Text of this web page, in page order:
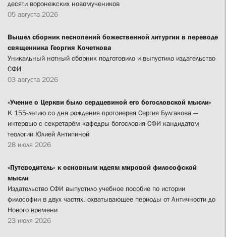
десяти воронежских новомучеников
05 августа 2026
Вышел сборник песнопений божественной литургии в переводе
священника Георгия Кочеткова
Уникальный нотный сборник подготовило и выпустило издательство
СФИ
03 августа 2026
«Учение о Церкви было сердцевиной его богословской мысли»
К 155-летию со дня рождения протоиерея Сергия Булгакова —
интервью с секретарём кафедры богословия СФИ кандидатом
теологии Юлией Антипиной
28 июля 2026
«Путеводитель» к основным идеям мировой философской
мысли
Издательство СФИ выпустило учебное пособие по истории
философии в двух частях, охватывающее периоды от Античности до
Нового времени
23 июля 2026